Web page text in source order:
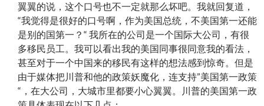
翼翼的说，这个口号也不一定就那么坏吧。我就回复道，
“我觉得是很好的口号啊，作为美国总统，不美国第一还能
是别的国第一？“ 我所在的公司是一个国际大公司，有很
多移民员工。我可以看出我的美国同事很同意我的看法，
甚至对于一个中国来的移民有这样的想法感到惊奇。但是
由于媒体把川普和他的政策妖魔化，连支持”美国第一政策
“，在大公司，大城市里都要小心翼翼。川普的美国第一政